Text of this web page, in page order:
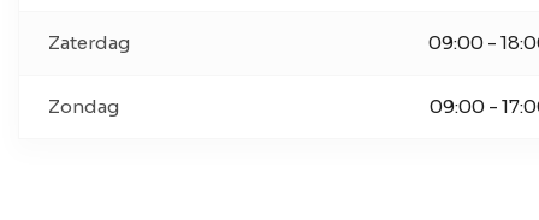
Zaterdag 09:00 -
Zondag 09:00 -